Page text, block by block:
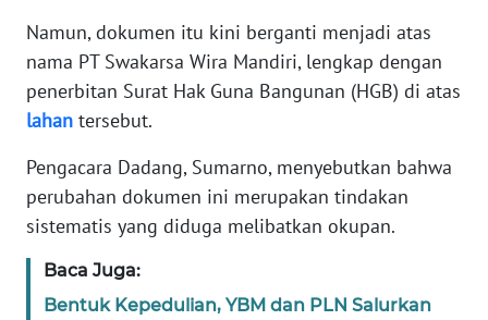
Namun, dokumen itu kini berganti menjadi atas
nama PT Swakarsa Wira Mandiri, lengkap dengan
penerbitan Surat Hak Guna Bangunan (HGB) di atas
lahan tersebut.
Pengacara Dadang, Sumarno, menyebutkan bahwa
perubahan dokumen ini merupakan tindakan
sistematis yang diduga melibatkan okupan.
Baca Juga:
Bentuk Kepedulian, YBM dan PLN Salurkan
WN
SULTRA
WN
NTB
WN